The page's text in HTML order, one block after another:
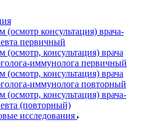
(осмотр консультация) врача-
первичный
(осмотр, консультация) врача
иммунолога первичный
(осмотр, консультация) врача
иммунолога повторный
(осмотр, консультация) врача-
(повторный)
исследования